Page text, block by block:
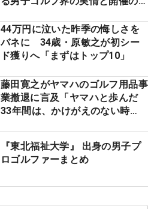
44万円に泣いた昨季の悔しさを
バネに 34歳・原敏之が初シー
ド獲りへ「まずはトップ10」
藤田寛之がヤマハのゴルフ用品事
業撤退に言及「ヤマハと歩んだ
33年間は、かけがえのない時
『東北福祉大学』 出身の男子プ
ロゴルファーまとめ